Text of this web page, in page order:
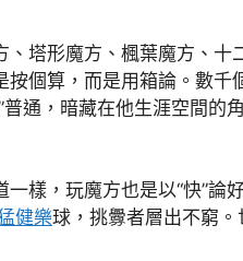
塔形魔方、楓葉魔方、十
按個算，而是用箱論。數千
普通，暗藏在他生涯空間的
，玩魔方也是以“快”論
健樂球，挑釁者層出不窮